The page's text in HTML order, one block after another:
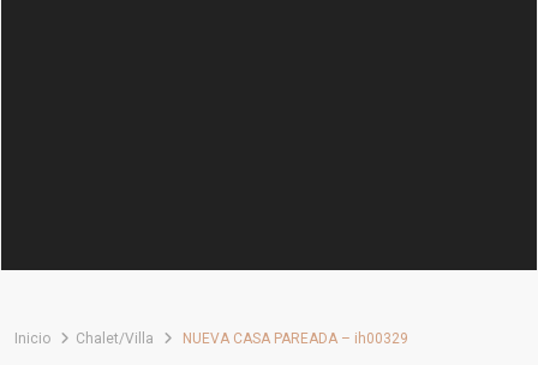
Inicio Chalet/Villa NUEVA CASA PAREADA – ih00329